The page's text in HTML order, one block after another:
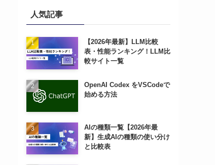
人気記事
【2026年最新】LLM比較
表・性能ランキング！LLM比
較サイト一覧
OpenAI Codex をVSCodeで
始める方法
AIの種類一覧【2026年最
新】生成AIの種類の使い分け
と比較表